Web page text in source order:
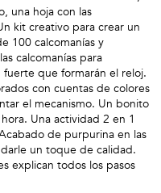
una hoja con las
kit creativo para crear un
100 calcomanías y
calcomanías para
fuerte que formarán el reloj.
con cuentas de colores
el mecanismo. Un bonito
Una actividad 2 en 1
de purpurina en las
un toque de calidad.
explican todos los pasos